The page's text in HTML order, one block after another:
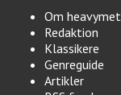
Om
Redaktion
Klassikere
Genreguide
Artikler